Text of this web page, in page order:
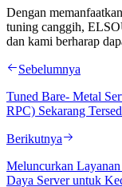
Dengan
tuning canggih,
dan kami berharap
Sebelumnya
Tuned Bare- Metal
RPC) Sekarang
Berikutnya
Meluncurkan
Daya Server untuk